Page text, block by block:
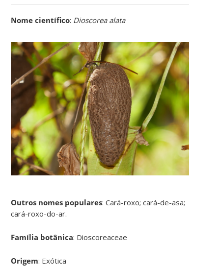
Nome científico: Dioscorea alata
Outros nomes populares: Cará-roxo; cará-de-asa;
cará-roxo-do-ar.
Família botânica: Dioscoreaceae
Origem: Exótica